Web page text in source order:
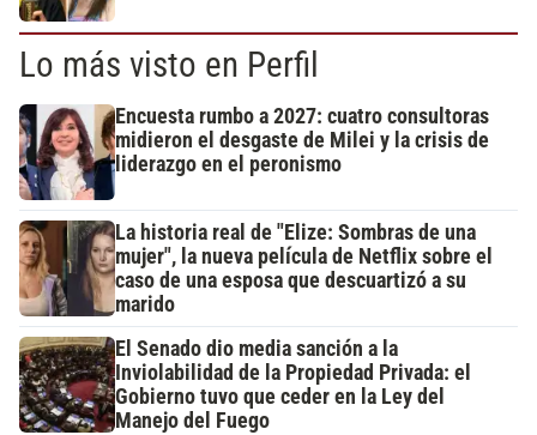
Lo más visto en Perfil
Encuesta rumbo a 2027: cuatro consultoras
midieron el desgaste de Milei y la crisis de
liderazgo en el peronismo
La historia real de "Elize: Sombras de una
mujer", la nueva película de Netflix sobre el
caso de una esposa que descuartizó a su
marido
El Senado dio media sanción a la
Inviolabilidad de la Propiedad Privada: el
Gobierno tuvo que ceder en la Ley del
Manejo del Fuego